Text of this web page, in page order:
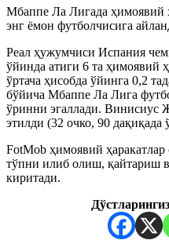
Мбаппе Ла Лигада ҳимоявий
энг ёмон футболчисига
Реал ҳужумчиси Испания
ўйинда атиги 6 та ҳимоявий
ўртача ҳисобда ўйинга 0,2
бўйича Мбаппе Ла Лига
ўринни эгаллади. Винисиус
этилди (32 очко, 90 дақиқада
FotMob ҳимоявий
тўпни илиб олиш, қайтариш
киритади.